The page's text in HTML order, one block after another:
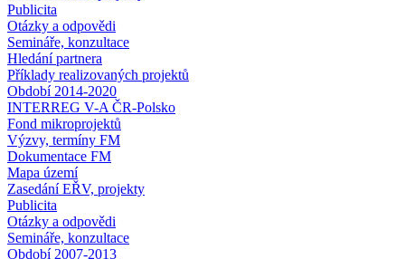
Publicita
Otázky a odpovědi
Semináře, konzultace
Hledání partnera
Příklady realizovaných projektů
Období 2014-2020
INTERREG V-A ČR-Polsko
Fond mikroprojektů
Výzvy, termíny FM
Dokumentace FM
Mapa území
Zasedání EŘV, projekty
Publicita
Otázky a odpovědi
Semináře, konzultace
Období 2007-2013